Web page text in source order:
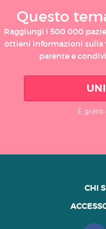
Questo
Raggiungi i 500 000
ottieni informazioni sulla
parente e
È gratis
CHI